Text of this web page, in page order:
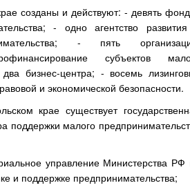
созданы и действуют: - девять
- одно агентство
- пять
субъектов
бизнес-центра; - восемь
и экономической безопасности.
крае существует
поддержки малого
управление Министерства РФ
и поддержке предпринимательства;